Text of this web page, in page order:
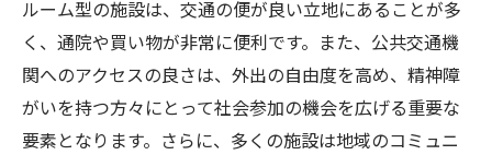
精神障がい者に適したワンルーム型の魅力
選び方のポイント：何を基準に選ぶべきか
ワンルーム型のメリットを最大限活かす方
法
ルーム型の施設は、交通の便が良い立地にあることが多
く、通院や買い物が非常に便利です。また、公共交通機
関へのアクセスの良さは、外出の自由度を高め、精神障
がいを持つ方々にとって社会参加の機会を広げる重要な
要素となります。さらに、多くの施設は地域のコミュニ